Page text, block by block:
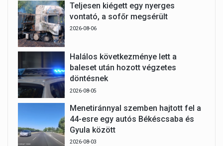
Teljesen kiégett egy nyerges
vontató, a sofőr megsérült
2026-08-06
Halálos következménye lett a
baleset után hozott végzetes
döntésnek
2026-08-05
Menetiránnyal szemben hajtott fel a
44-esre egy autós Békéscsaba és
Gyula között
2026-08-03